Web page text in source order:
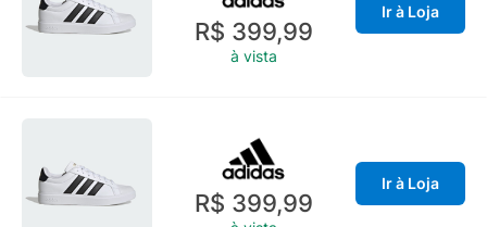
R$ 399,99
à vista
Ir à Loja
R$ 399,99
Ir à Loja